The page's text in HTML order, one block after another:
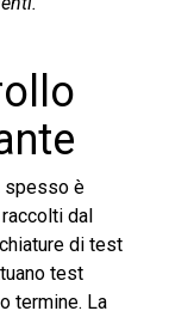
spesso è
dal
di test
test
termine. La